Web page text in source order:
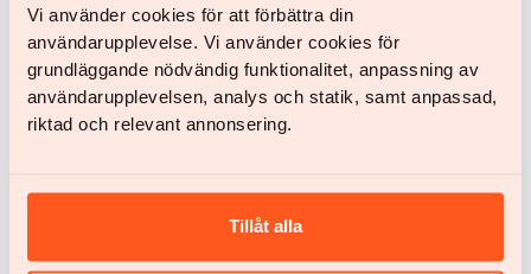
Vi använder cookies för att förbättra din
användarupplevelse. Vi använder cookies för
grundläggande nödvändig funktionalitet, anpassning av
användarupplevelsen, analys och statik, samt anpassad,
riktad och relevant annonsering.
Tillåt alla
combinamos tratamientos farmacológicos modernos
con un apoyo continuo de nuestro equipo sanitario y una
educación integral, brindando a los hombres las
herramientas para alcanzar y mantener un peso saludable.
Nuestro enfoque holístico garantiza que cada paciente
reales y duraderas en su salud y calidad de vida.